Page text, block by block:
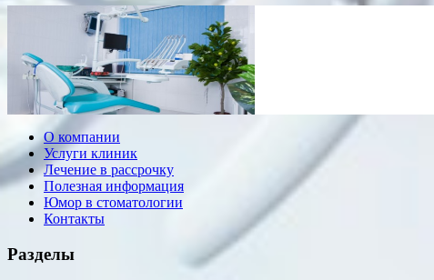
О компании
Услуги клиник
Лечение в рассрочку
Полезная информация
Юмор в стоматологии
Контакты
Разделы